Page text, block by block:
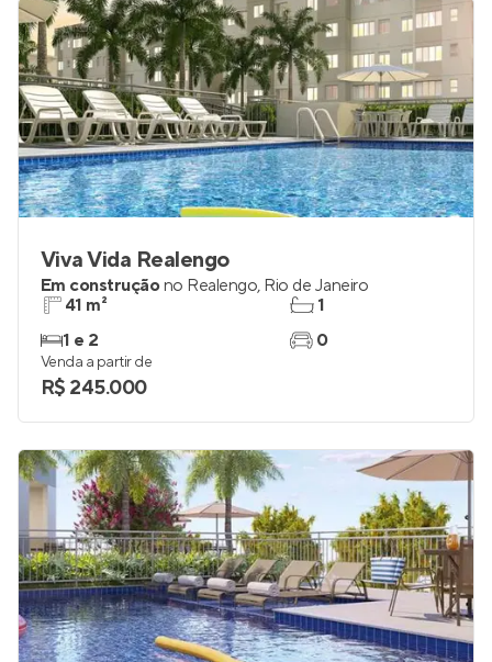
Viva Vida Realengo
Em construçãono Realengo, Rio de Janeiro
41 m²
1 e 2
1
0
Venda a partir de
R$ 245.000